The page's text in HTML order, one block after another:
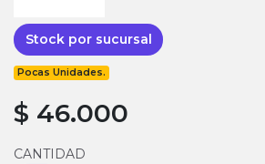
Stock por sucursal
Pocas Unidades.
$ 46.000
CANTIDAD